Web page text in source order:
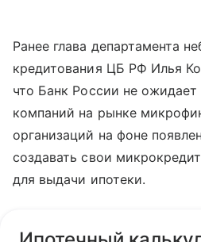
Ранее глава департамента
кредитования ЦБ РФ Илья
что Банк России не ожидает
компаний на рынке
организаций на фоне
создавать свои
для выдачи ипотеки.